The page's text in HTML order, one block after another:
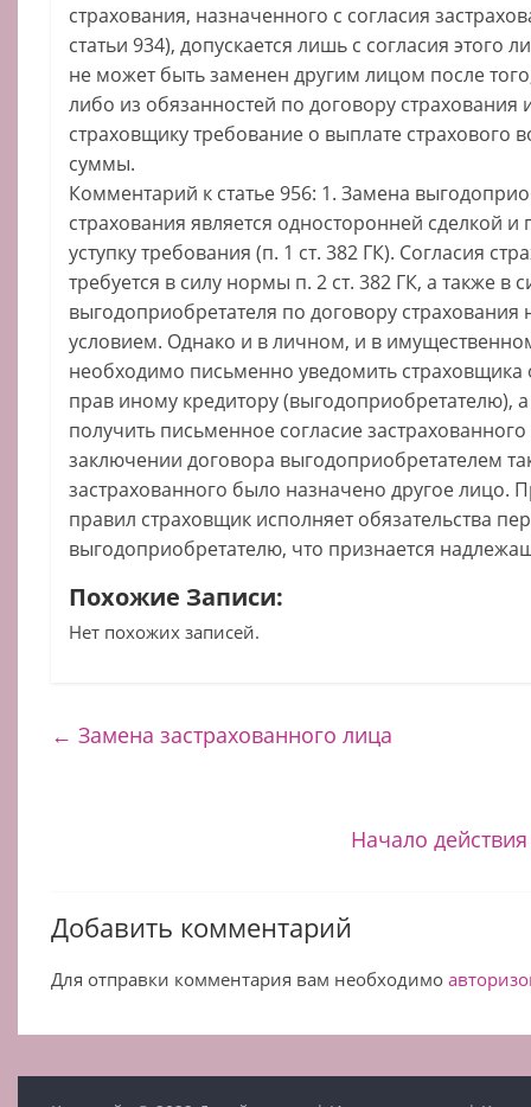
страхования, назначенного с согласия
статьи 934), допускается лишь с согласия этого
не может быть заменен другим лицом после
либо из обязанностей по договору страхования
страховщику требование о выплате страхового
суммы.
Комментарий к статье 956: 1. Замена
страхования является односторонней сделкой и
уступку требования (п. 1 ст. 382 ГК). Согласия
требуется в силу нормы п. 2 ст. 382 ГК, а также в
выгодоприобретателя по договору страхования
условием. Однако и в личном, и в
необходимо письменно уведомить страховщика
прав иному кредитору (выгодоприобретателю),
получить письменное согласие
заключении договора выгодоприобретателем
застрахованного было назначено другое лицо.
правил страховщик исполняет обязательства
выгодоприобретателю, что признается
Похожие Записи:
Нет похожих записей.
← Замена застрахованного лица
Начало
Добавить комментарий
Для отправки комментария вам необходимо